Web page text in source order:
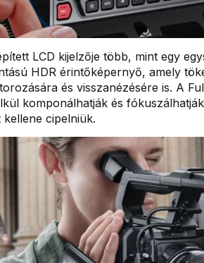
LCD kijelzője több, mint egy
HDR érintőképernyő, amely
és visszanézésére is. A
komponálhatják és
cipelniük.